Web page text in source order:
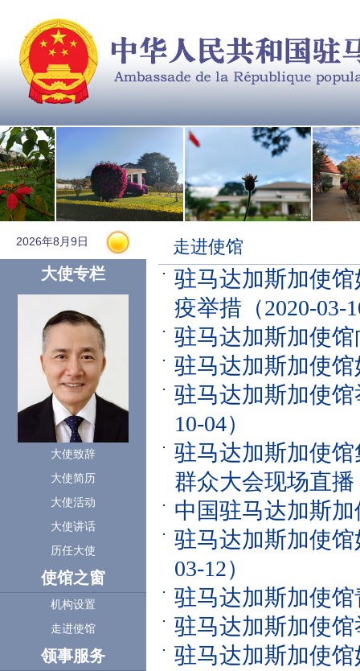
2026年8月9日
大使专栏
大使致辞
大使简历
大使活动
大使讲话
历任大使
使馆之窗
机构设置
走进使馆
领事服务
走进使馆
驻马达加斯加使
疫举措 （2020-03-
驻马达加斯加使
驻马达加斯加使
驻马达加斯加使
10-04）
驻马达加斯加使
群众大会现场直播
中国驻马达加斯
驻马达加斯加使馆
03-12）
驻马达加斯加使
驻马达加斯加使
驻马达加斯加使